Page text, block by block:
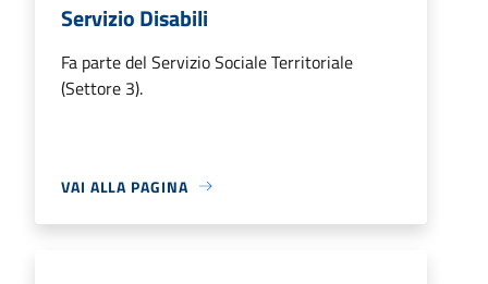
Servizio Disabili
Fa parte del Servizio Sociale Territoriale
(Settore 3).
VAI ALLA PAGINA